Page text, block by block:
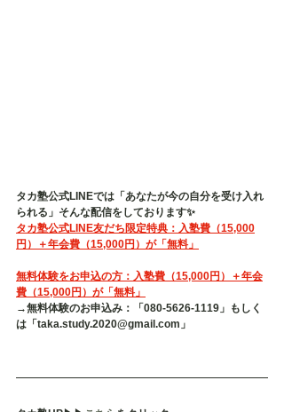
タカ塾公式LINEでは「あなたが今の自分を受け入れ
られる」そんな配信をしております✨
タカ塾公式LINE友だち限定特典：入塾費（15,000
円）＋年会費（15,000円）が「無料」
無料体験をお申込の方：入塾費（15,000円）＋年会
費（15,000円）が「無料」
→無料体験のお申込み：「080-5626-1119」もしく
は「taka.study.2020@gmail.com」